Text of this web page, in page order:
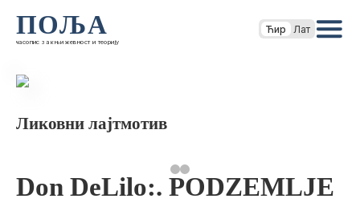
ПОЉА
часопис за књижевност и теорију
Ћир Лат
Ликовни лајтмотив
Don DeLilo:. PODZEMLJE